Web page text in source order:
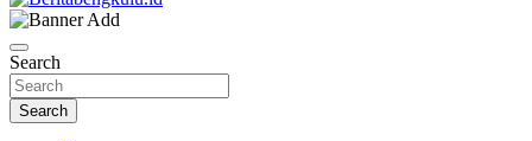
Beritabengkulu.id
Search
Search